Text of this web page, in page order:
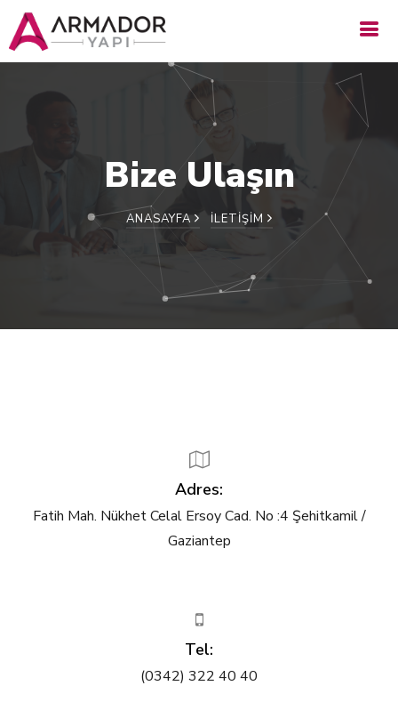
Bize Ulaşın
ANASAYFA İLETIŞIM
Adres:
Fatih Mah. Nükhet Celal Ersoy Cad. No :4 Şehitkamil /
Gaziantep
Tel:
(0342) 322 40 40